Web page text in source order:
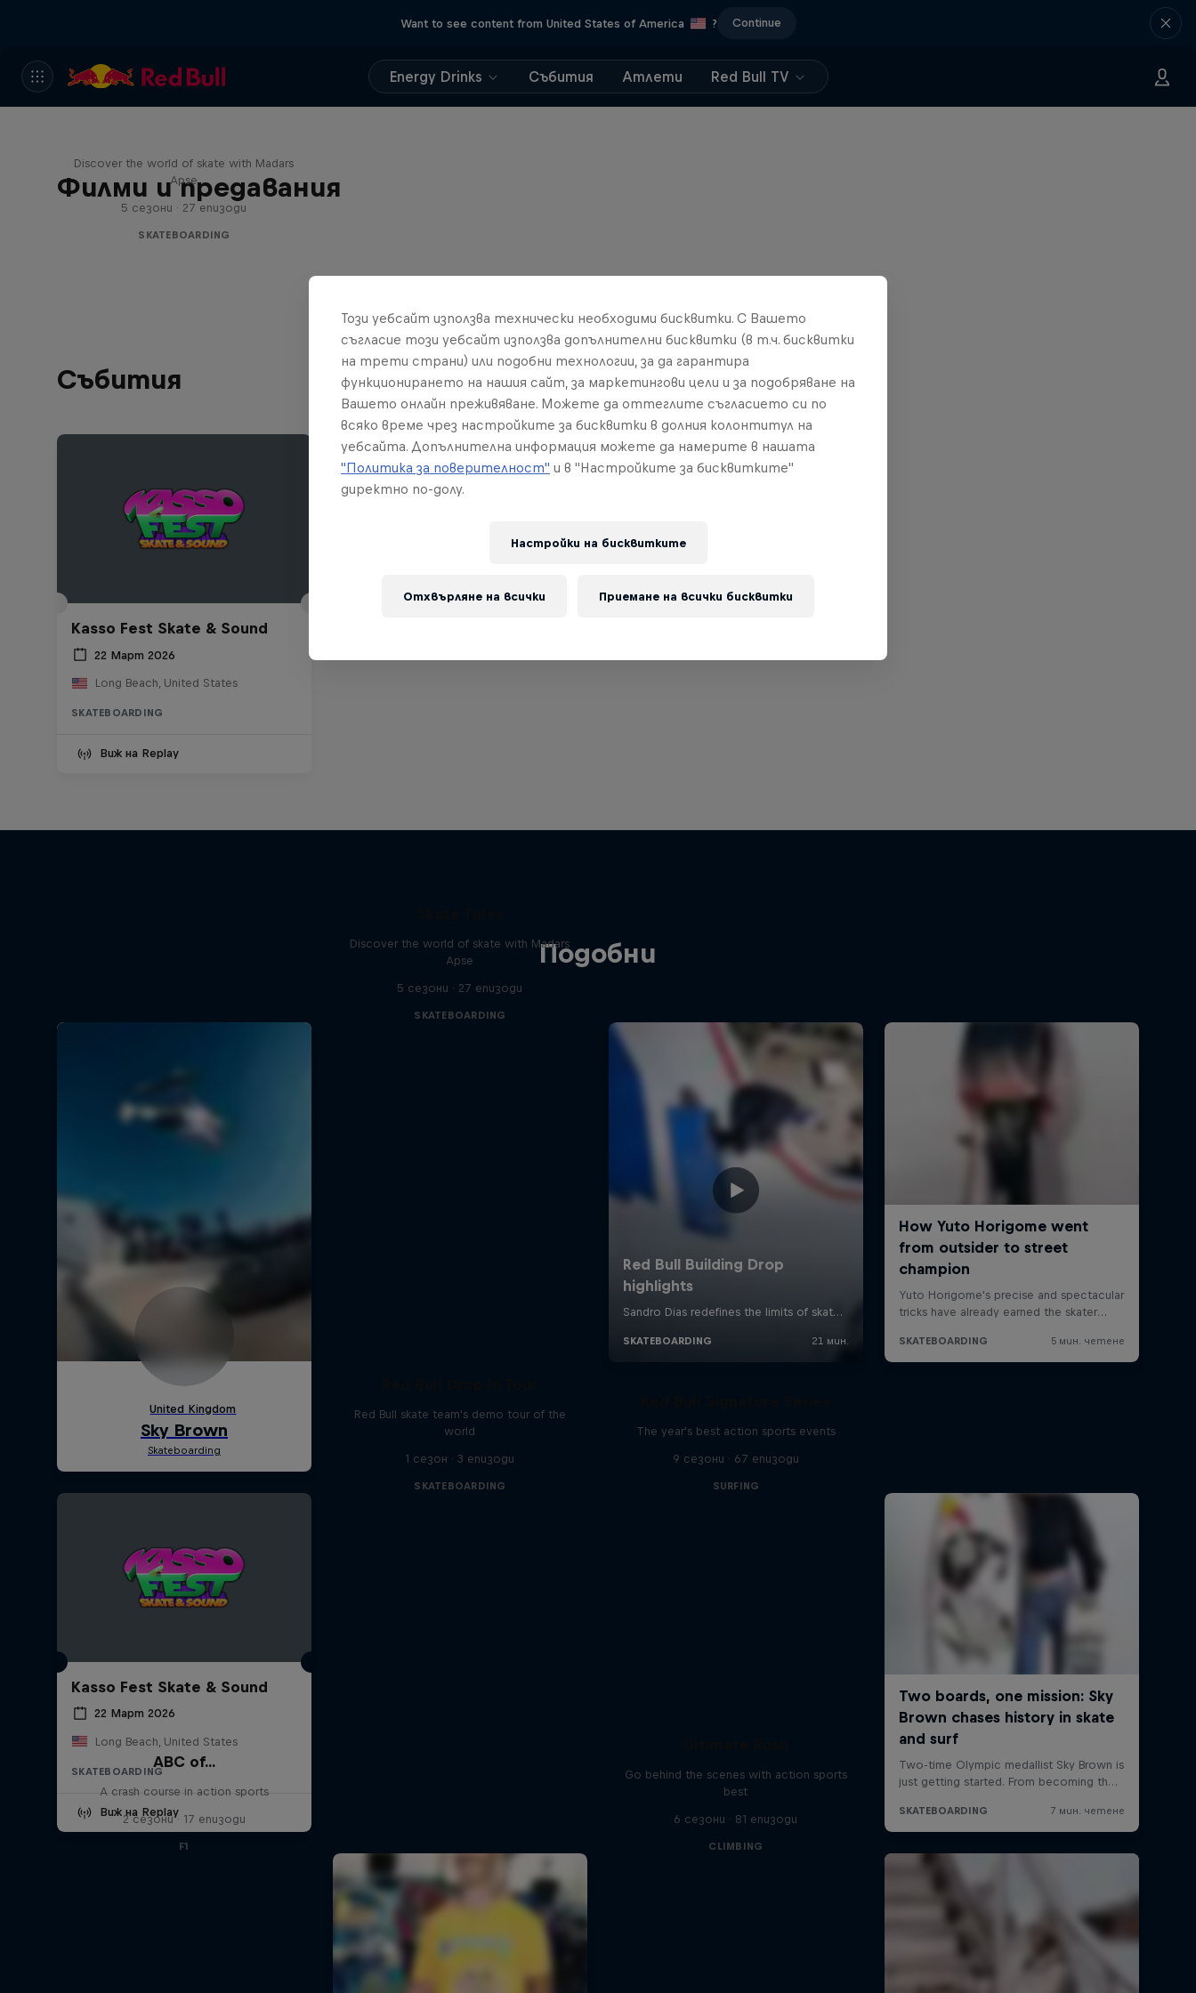
Want to see content from United States of America ? Continue
Energy Drinks Събития Атлети Red Bull TV
Филми и предавания
Discover the world of skate with Madars
Apse
5 сезони · 27 епизоди
SKATEBOARDING
Събития
Kasso Fest Skate & Sound
22 Март 2026
Long Beach, United States
SKATEBOARDING
Виж на Replay
Подобни
Discover the world of skate with Madars
Apse
5 сезони · 27 епизоди
SKATEBOARDING
Kasso Fest Skate & Sound
22 Март 2026
Long Beach, United States
SKATEBOARDING
Виж на Replay
Red Bull skate team's demo tour of the
world
1 сезон · 3 епизоди
SKATEBOARDING
The year's best action sports events
9 сезони · 67 епизоди
SURFING
ABC of...
A crash course in action sports
2 сезони · 17 епизоди
F1
Go behind the scenes with action sports
best
6 сезони · 81 епизоди
CLIMBING
Този уебсайт използва технически необходими бисквитки. С Вашето
съгласие този уебсайт използва допълнителни бисквитки (в т.ч. бисквитки
на трети страни) или подобни технологии, за да гарантира
функционирането на нашия сайт, за маркетингови цели и за подобряване на
Вашето онлайн преживяване. Можете да оттеглите съгласието си по
всяко време чрез настройките за бисквитки в долния колонтитул на
уебсайта. Допълнителна информация можете да намерите в нашата
"Политика за поверителност" и в "Настройките за бисквитките"
директно по-долу.
Настройки на бисквитките
Отхвърляне на всички Приемане на всички бисквитки